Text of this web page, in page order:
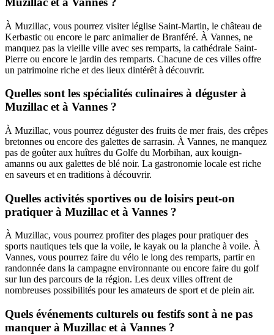
À Muzillac, vous pourrez visiter léglise Saint-Martin, le château de
Kerbastic ou encore le parc animalier de Branféré. À Vannes, ne
manquez pas la vieille ville avec ses remparts, la cathédrale Saint-
Pierre ou encore le jardin des remparts. Chacune de ces villes offre
un patrimoine riche et des lieux dintérêt à découvrir.
Quelles sont les spécialités culinaires à déguster à
Muzillac et à Vannes ?
À Muzillac, vous pourrez déguster des fruits de mer frais, des crêpes
bretonnes ou encore des galettes de sarrasin. À Vannes, ne manquez
pas de goûter aux huîtres du Golfe du Morbihan, aux kouign-
amanns ou aux galettes de blé noir. La gastronomie locale est riche
en saveurs et en traditions à découvrir.
Quelles activités sportives ou de loisirs peut-on
pratiquer à Muzillac et à Vannes ?
À Muzillac, vous pourrez profiter des plages pour pratiquer des
sports nautiques tels que la voile, le kayak ou la planche à voile. À
Vannes, vous pourrez faire du vélo le long des remparts, partir en
randonnée dans la campagne environnante ou encore faire du golf
sur lun des parcours de la région. Les deux villes offrent de
nombreuses possibilités pour les amateurs de sport et de plein air.
Quels événements culturels ou festifs sont à ne pas
manquer à Muzillac et à Vannes ?